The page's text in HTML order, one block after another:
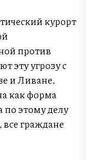
курорт
против
эту угрозу с
и Ливане,
как форма
по этому делу
граждане